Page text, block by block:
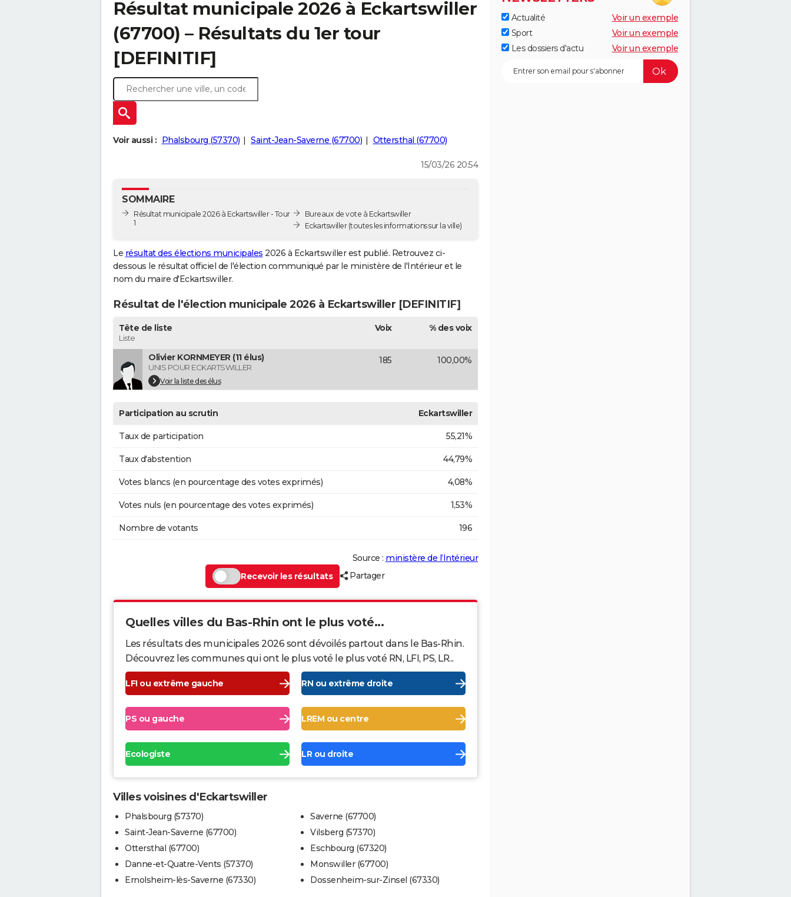
Résultat municipale 2026 à Eckartswiller
(67700) – Résultats du 1er tour
[DEFINITIF]
Voir aussi : Phalsbourg (57370) Saint-Jean-Saverne (67700) Ottersthal (67700)
15/03/26 20:54
SOMMAIRE
Résultat municipale 2026 à Eckartswiller - Tour
1
Bureaux de vote à Eckartswiller
Eckartswiller(toutes les informations sur la ville)
Le résultat des élections municipales 2026 à Eckartswiller est publié. Retrouvez ci-
dessous le résultat officiel de l'élection communiqué par le ministère de l'Intérieur et le
nom du maire d'Eckartswiller.
Résultat de l'élection municipale 2026 à Eckartswiller [DEFINITIF]
Tête de liste
Liste
Voix % des voix
Olivier KORNMEYER (11 élus)
UNIS POUR ECKARTSWILLER
Voir la liste des élus
185 100,00%
Participation au scrutin Eckartswiller
Taux de participation 55,21%
Taux d'abstention 44,79%
Votes blancs (en pourcentage des votes exprimés) 4,08%
Votes nuls (en pourcentage des votes exprimés) 1,53%
Nombre de votants 196
Source : ministère de l’Intérieur
Recevoir les résultats
Partager
Quelles villes du Bas-Rhin ont le plus voté...
Les résultats des municipales 2026 sont dévoilés partout dans le Bas-Rhin.
Découvrez les communes qui ont le plus voté le plus voté RN, LFI, PS, LR...
LFI ou extrême gauche RN ou extrême droite
PS ou gauche LREM ou centre
Ecologiste LR ou droite
Villes voisines d'Eckartswiller
Phalsbourg (57370)
Saint-Jean-Saverne (67700)
Ottersthal (67700)
Danne-et-Quatre-Vents (57370)
Ernolsheim-lès-Saverne (67330)
Saverne (67700)
Vilsberg (57370)
Eschbourg (67320)
Monswiller (67700)
Dossenheim-sur-Zinsel (67330)
Actualité
Voir un exemple
Sport
Voir un exemple
Les dossiers d'actu
Voir un exemple